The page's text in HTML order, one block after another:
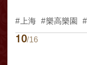
上海 樂高樂園
10/16